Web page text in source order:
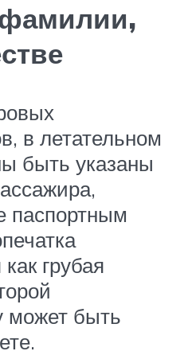
в летательном
быть указаны
паспортным
грубая
может быть